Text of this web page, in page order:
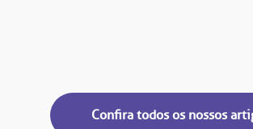
Confira todos os nossos